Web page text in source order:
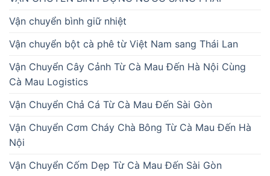
Vận chuyển bình giữ nhiệt
Vận chuyển bột cà phê từ Việt Nam sang Thái Lan
Vận Chuyển Cây Cảnh Từ Cà Mau Đến Hà Nội Cùng
Cà Mau Logistics
Vận Chuyển Chả Cá Từ Cà Mau Đến Sài Gòn
Vận Chuyển Cơm Cháy Chà Bông Từ Cà Mau Đến Hà
Nội
Vận Chuyển Cốm Dẹp Từ Cà Mau Đến Sài Gòn